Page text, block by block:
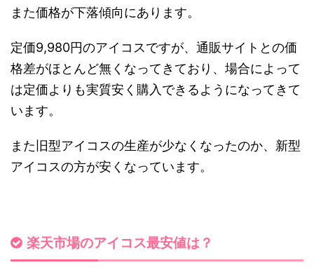
また価格が下落傾向にあります。
定価9,980円のアイコスですが、通販サイトとの価
格差がほとんど無くなってきており、場合によって
は定価よりも実質安く購入できるようになってきて
います。
また旧型アイコスの生産が少なくなったのか、新型
アイコスの方が安くなっています。
楽天市場のアイコス最安値は？